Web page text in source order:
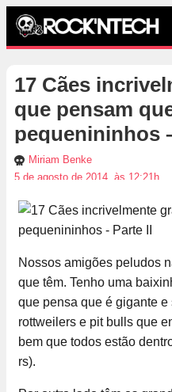
17 Cães
que pensam
pequenininhos
Miriam Benke
5 de agosto de 2014, às 12:21h
Nossos amigões peludos
que têm. Tenho uma
que pensa que é gigante
rottweilers e pit bulls que
bem que todos estão
rs).